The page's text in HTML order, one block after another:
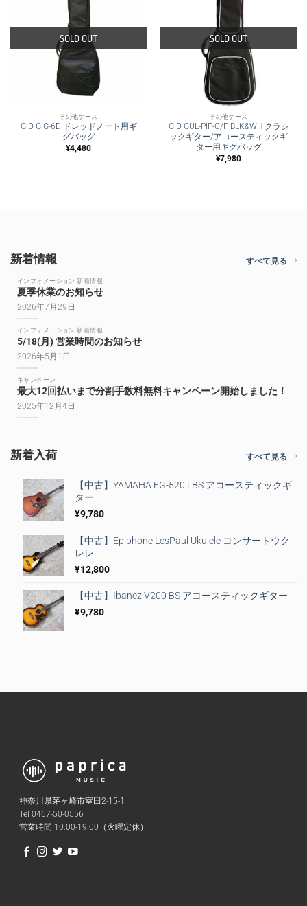
SOLD OUT
その他ケース
GID GIG-6D ドレッドノート用ギ
グバッグ
¥4,480
SOLD OUT
その他ケース
GID GUL-PIP-C/F BLK&WH クラシ
ックギター/アコースティックギ
ター用ギグバッグ
¥7,980
新着情報 すべて見る
インフォメーション 新着情報
夏季休業のお知らせ
2026年7月29日
インフォメーション 新着情報
5/18(月) 営業時間のお知らせ
2026年5月1日
キャンペーン
最大12回払いまで分割手数料無料キャンペーン開始しました！
2025年12月4日
新着入荷 すべて見る
【中古】YAMAHA FG-520 LBS アコースティックギ
ター
¥9,780
【中古】Epiphone LesPaul Ukulele コンサートウク
レレ
¥12,800
【中古】Ibanez V200 BS アコースティックギター
¥9,780
神奈川県茅ヶ崎市室田2-15-1
Tel 0467-50-0556
営業時間 10:00-19:00（火曜定休）